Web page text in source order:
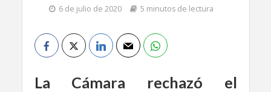
6 de julio de 2020 5 minutos de lectura
La Cámara rechazó el